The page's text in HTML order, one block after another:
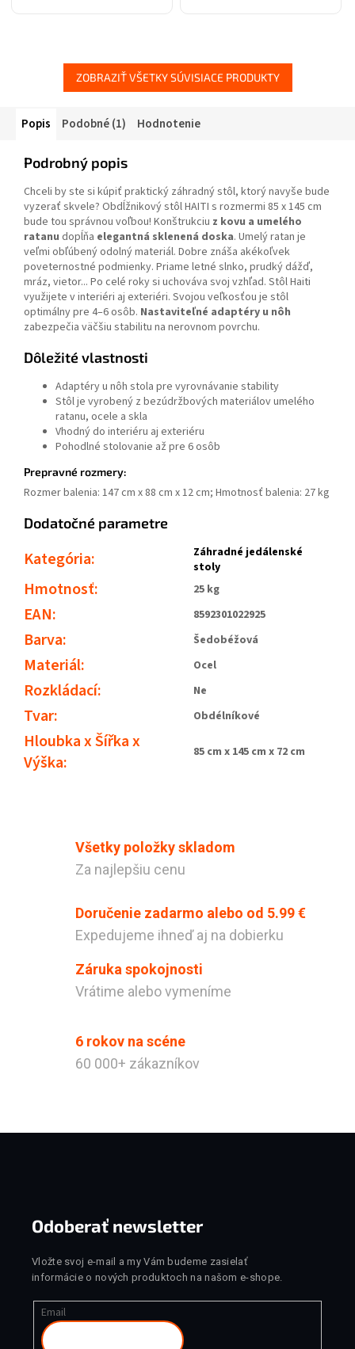
Všetky položky skladom
Za najlepšiu cenu
Doručenie zadarmo alebo od 5.99 €
Expedujeme ihneď aj na dobierku
Záruka spokojnosti
Vrátime alebo vymeníme
6 rokov na scéne
60 000+ zákazníkov
ZOBRAZIŤ VŠETKY SÚVISIACE PRODUKTY
Popis Podobné (1) Hodnotenie
Podrobný popis
Chceli by ste si kúpiť praktický záhradný stôl, ktorý navyše bude
vyzerať skvele? Obdĺžnikový stôl HAITI s rozmermi 85 x 145 cm
bude tou správnou voľbou! Konštrukciu z kovu a umelého
ratanu dopĺňa elegantná sklenená doska. Umelý ratan je
veľmi obľúbený odolný materiál. Dobre znáša akékoľvek
poveternostné podmienky. Priame letné slnko, prudký dážď,
mráz, vietor... Po celé roky si uchováva svoj vzhľad. Stôl Haiti
využijete v interiéri aj exteriéri. Svojou veľkosťou je stôl
optimálny pre 4–6 osôb. Nastaviteľné adaptéry u nôh
zabezpečia väčšiu stabilitu na nerovnom povrchu.
Dôležité vlastnosti
Adaptéry u nôh stola pre vyrovnávanie stability
Stôl je vyrobený z bezúdržbových materiálov umelého
ratanu, ocele a skla
Vhodný do interiéru aj exteriéru
Pohodlné stolovanie až pre 6 osôb
Prepravné rozmery:
Rozmer balenia: 147 cm x 88 cm x 12 cm; Hmotnosť balenia: 27 kg
Dodatočné parametre
Kategória:
Záhradné jedálenské
stoly
Hmotnosť: 25 kg
EAN: 8592301022925
Barva: Šedobéžová
Materiál: Ocel
Rozkládací: Ne
Tvar: Obdélníkové
Hloubka x Šířka x
Výška: 85 cm x 145 cm x 72 cm
Odoberať newsletter
Vložte svoj e-mail a my Vám budeme zasielať
informácie o nových produktoch na našom e-shope.
Email